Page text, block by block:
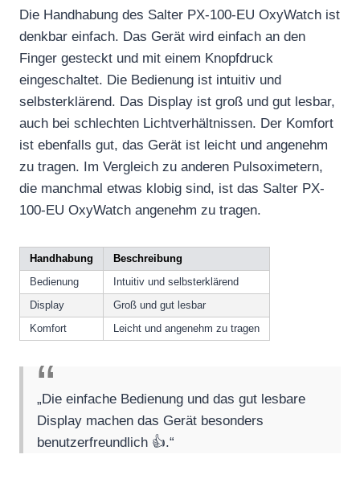
Die Handhabung des Salter PX-100-EU OxyWatch ist
denkbar einfach. Das Gerät wird einfach an den
Finger gesteckt und mit einem Knopfdruck
eingeschaltet. Die Bedienung ist intuitiv und
selbsterklärend. Das Display ist groß und gut lesbar,
auch bei schlechten Lichtverhältnissen. Der Komfort
ist ebenfalls gut, das Gerät ist leicht und angenehm
zu tragen. Im Vergleich zu anderen Pulsoximetern,
die manchmal etwas klobig sind, ist das Salter PX-
100-EU OxyWatch angenehm zu tragen.
Handhabung
Beschreibung
Bedienung
Intuitiv und selbsterklärend
Display
Groß und gut lesbar
Komfort
Leicht und angenehm zu tragen
„Die einfache Bedienung und das gut lesbare
Display machen das Gerät besonders
benutzerfreundlich 👍.“